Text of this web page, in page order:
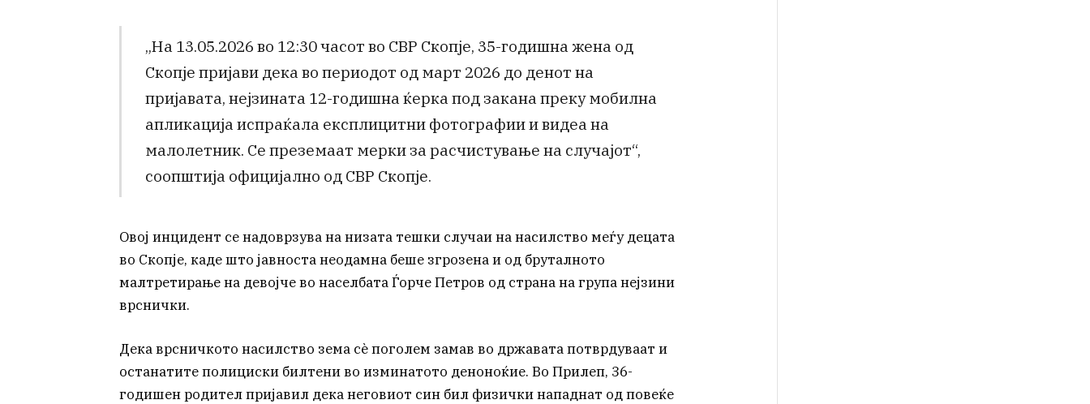
„На 13.05.2026 во 12:30 часот во СВР Скопје, 35-годишна жена од
Скопје пријави дека во периодот од март 2026 до денот на
пријавата, нејзината 12-годишна ќерка под закана преку мобилна
апликација испраќала експлицитни фотографии и видеа на
малолетник. Се преземаат мерки за расчистување на случајот“,
соопштија официјално од СВР Скопје.
Овој инцидент се надоврзува на низата тешки случаи на насилство меѓу децата
во Скопје, каде што јавноста неодамна беше згрозена и од бруталното
малтретирање на девојче во населбата Ѓорче Петров од страна на група нејзини
врснички.
Дека врсничкото насилство зема сè поголем замав во државата потврдуваат и
останатите полициски билтени во изминатото деноноќие. Во Прилеп, 36-
годишен родител пријавил дека неговиот син бил физички нападнат од повеќе